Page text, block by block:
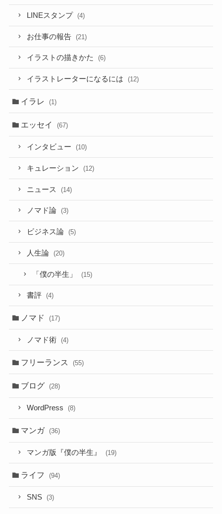
LINEスタンプ (4)
お仕事の報告 (21)
イラストの描きかた (6)
イラストレーターになるには (12)
イラレ (1)
エッセイ (67)
インタビュー (10)
キュレーション (12)
ニュース (14)
ノマド論 (3)
ビジネス論 (5)
人生論 (20)
「僕の半生」 (15)
書評 (4)
ノマド (17)
ノマド術 (4)
フリーランス (55)
ブログ (28)
WordPress (8)
マンガ (36)
マンガ版『僕の半生』 (19)
ライフ (94)
SNS (3)